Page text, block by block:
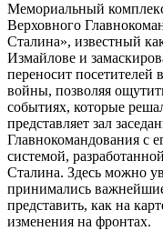
Мемориальный
Верховного
Сталина», известный
Измайлове и
переносит посетителей
войны, позволяя
событиях, которые
представляет зал
Главнокомандования с
системой,
Сталина. Здесь можно
принимались
представить, как на
изменения на фронтах.